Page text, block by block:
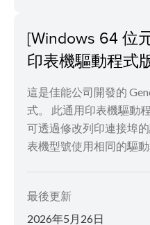
[Windows 64 位
印表機驅動程式
這是佳能公司開發的
式。 此通用印表機驅動
可透過修改列印連接埠
表機型號使用相同的驅動
最後更新
2026年5月26日